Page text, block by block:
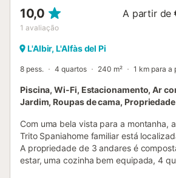
10,0
1 avaliação
A partir de
L'Albir, L'Alfàs del Pi
8 pess. 4 quartos 240 m² 1 km para a
Piscina, Wi-Fi, Estacionamento, Ar
Jardim, Roupas de cama,
Com uma bela vista para a montanha,
Trito Spaniahome familiar está
A propriedade de 3 andares é
estar, uma cozinha bem equipada, 4